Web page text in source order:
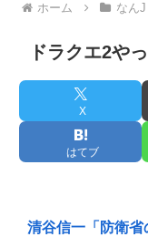
ホーム なんJ
ドラクエ2や
X
はてブ
清谷信一「防衛